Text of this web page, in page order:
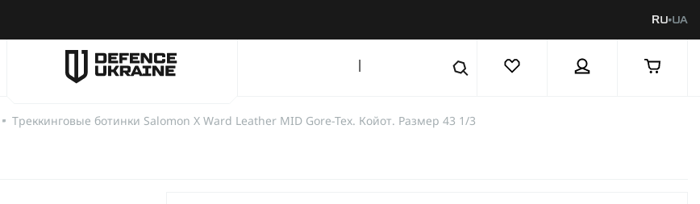
RU UA
Треккинговые ботинки Salomon X Ward Leather MID Gore-Tex. Койот. Размер 43 1/3